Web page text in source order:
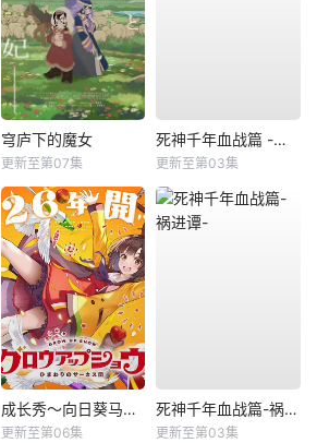
穹庐下的魔女
更新至第07集
死神千年血战篇 -祸进谭-
更新至第03集
成长秀～向日葵马戏团～
更新至第06集
死神千年血战篇-祸进谭-
更新至第03集